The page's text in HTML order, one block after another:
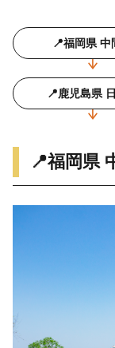
📍福岡県 中
📍鹿児島県
📍福岡県